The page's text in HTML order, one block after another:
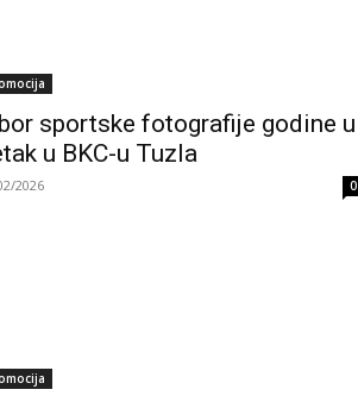
sportske fotografije godine u
u BKC-u Tuzla
2026 0